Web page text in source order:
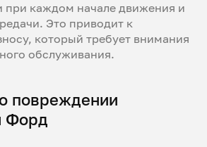
при каждом начале движения и
Это приводит к
который требует внимания
обслуживания.
повреждении
Форд